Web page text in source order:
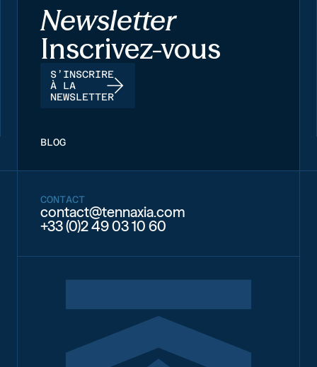
Newsletter
Inscrivez-vous
S’INSCRIRE
À LA
NEWSLETTER
BLOG
CONTACT
contact@tennaxia.com
+33 (0)2 49 03 10 60